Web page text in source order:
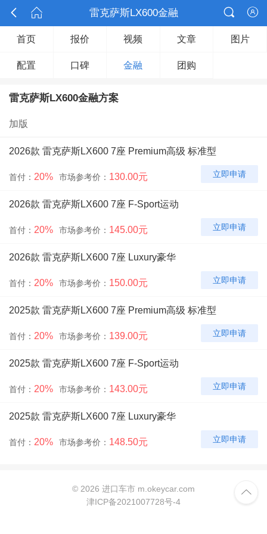
  雷克萨斯LX600金融 

首页 报价 视频 文章 图片
配置 口碑 金融 团购
雷克萨斯LX600金融方案
加版
2026款 雷克萨斯LX600 7座 Premium高级 标准型
首付： 20% 市场参考价： 130.00元 立即申请
2026款 雷克萨斯LX600 7座 F-Sport运动
首付： 20% 市场参考价： 145.00元 立即申请
2026款 雷克萨斯LX600 7座 Luxury豪华
首付： 20% 市场参考价： 150.00元 立即申请
2025款 雷克萨斯LX600 7座 Premium高级 标准型
首付： 20% 市场参考价： 139.00元 立即申请
2025款 雷克萨斯LX600 7座 F-Sport运动
首付： 20% 市场参考价： 143.00元 立即申请
2025款 雷克萨斯LX600 7座 Luxury豪华
首付： 20% 市场参考价： 148.50元 立即申请
© 2026 进口车市 m.okeycar.com
津ICP备2021007728号-4
